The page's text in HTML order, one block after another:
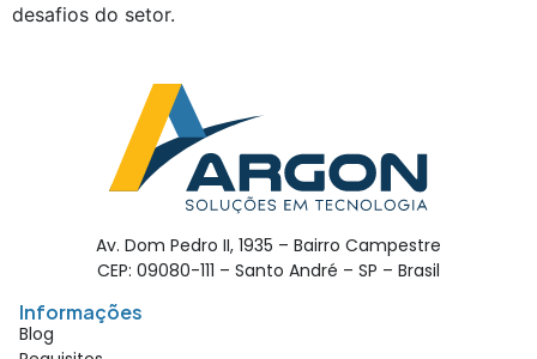
desafios do setor.
Av. Dom Pedro II, 1935 – Bairro Campestre
CEP: 09080-111 – Santo André – SP – Brasil
Informações
Blog